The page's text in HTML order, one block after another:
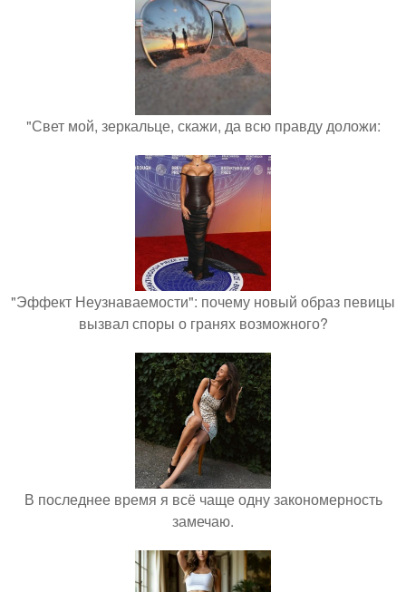
"Свет мой, зеркальце, скажи, да всю правду доложи:
"Эффект Неузнаваемости": почему новый образ певицы
вызвал споры о гранях возможного?
В последнее время я всё чаще одну закономерность
замечаю.